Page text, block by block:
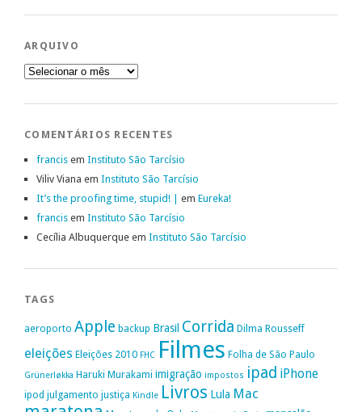
ARQUIVO
Arquivo
COMENTÁRIOS RECENTES
francis em Instituto São Tarcísio
Viliv Viana em Instituto São Tarcísio
It’s the proofing time, stupid! | em Eureka!
francis em Instituto São Tarcísio
Cecília Albuquerque em Instituto São Tarcísio
TAGS
aeroporto Apple backup Brasil Corrida Dilma Rousseff
eleições Eleições 2010 FHC Filmes Folha de São Paulo
Grünerløkka Haruki Murakami imigração impostos ipad iPhone
ipod julgamento justiça Kindle Livros Lula Mac